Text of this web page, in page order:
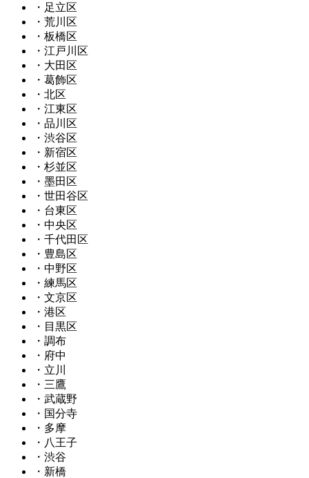
・足立区
・荒川区
・板橋区
・江戸川区
・大田区
・葛飾区
・北区
・江東区
・品川区
・渋谷区
・新宿区
・杉並区
・墨田区
・世田谷区
・台東区
・中央区
・千代田区
・豊島区
・中野区
・練馬区
・文京区
・港区
・目黒区
・調布
・府中
・立川
・三鷹
・武蔵野
・国分寺
・多摩
・八王子
・渋谷
・新橋